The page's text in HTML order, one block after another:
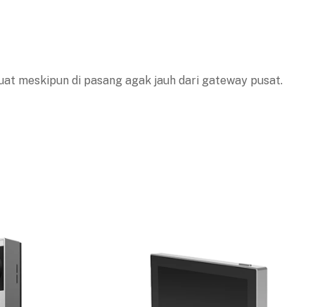
meskipun di pasang agak jauh dari gateway pusat.